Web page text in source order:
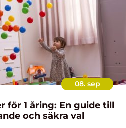
08. sep
för 1 åring: En guide till
och säkra val